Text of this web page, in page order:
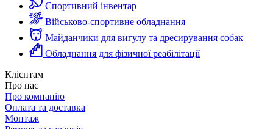
Спортивний інвентар
Військово-спортивне обладнання
Майданчики для вигулу та дресирування собак
Обладнання для фізичної реабілітації
Клієнтам
Про нас
Про компанію
Оплата та доставка
Монтаж